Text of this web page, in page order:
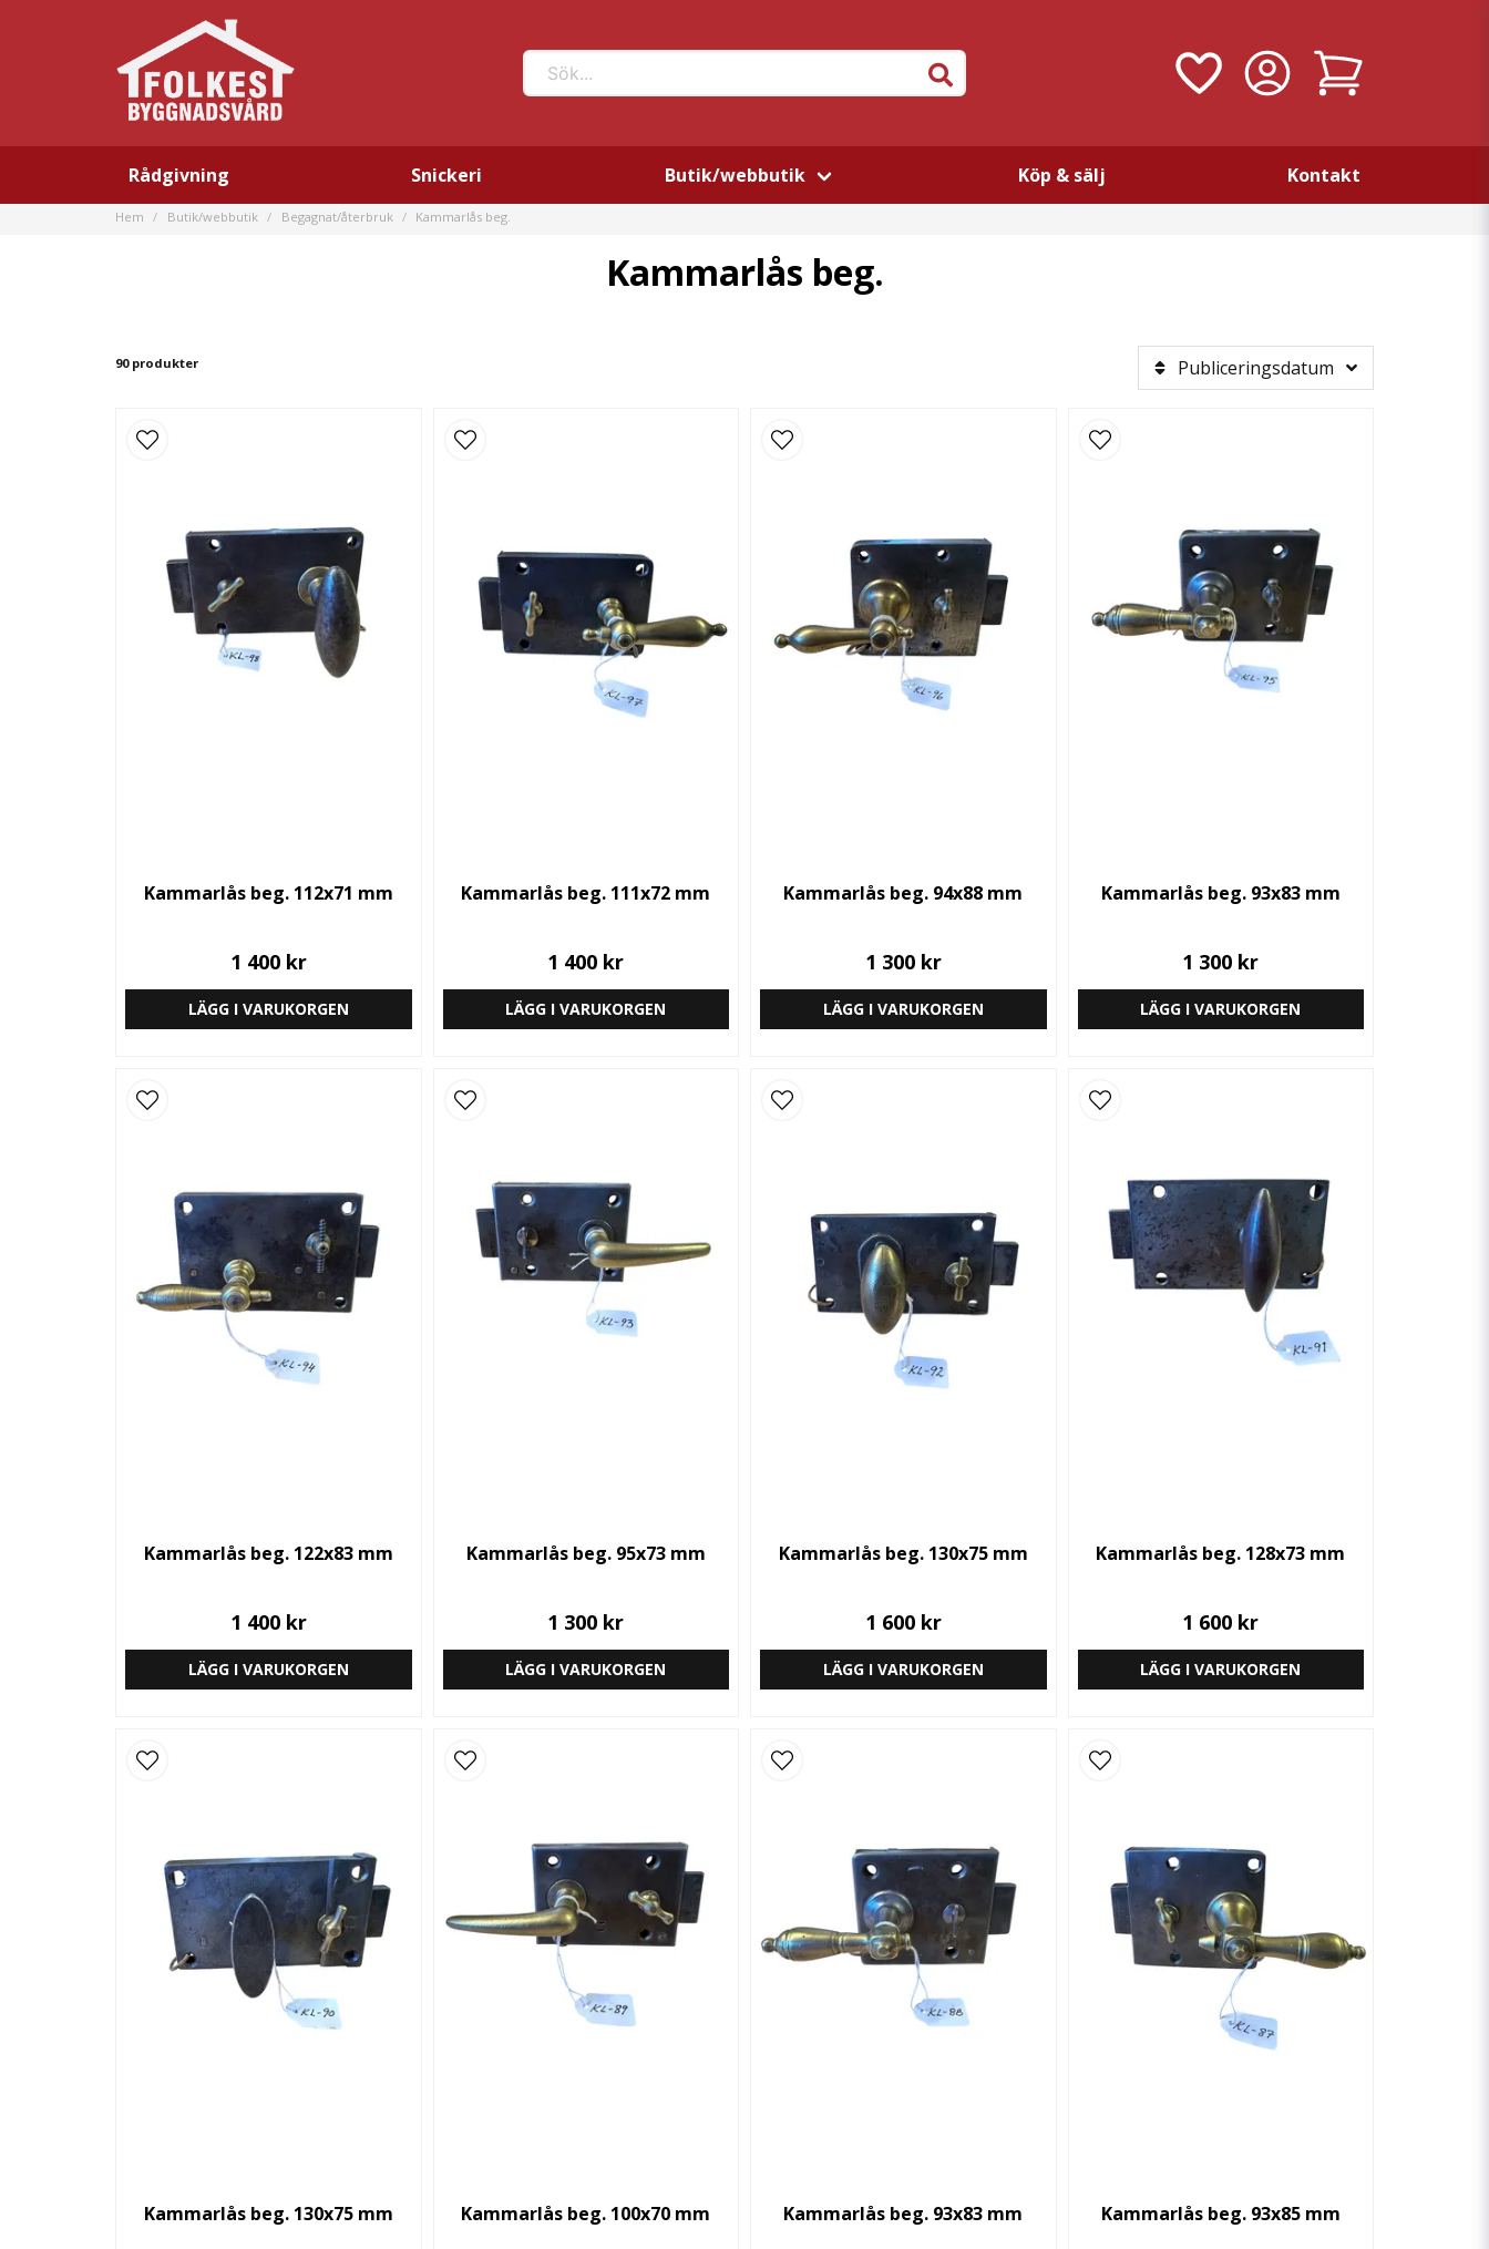
Sök...
Rådgivning Snickeri Butik/webbutik Köp & sälj Kontakt
Hem Butik/webbutik Begagnat/återbruk Kammarlås beg.
Kammarlås beg.
90 produkter Publiceringsdatum
Kammarlås beg. 112x71 mm
1 400 kr
LÄGG I VARUKORGEN
Kammarlås beg. 111x72 mm
1 400 kr
LÄGG I VARUKORGEN
Kammarlås beg. 94x88 mm
1 300 kr
LÄGG I VARUKORGEN
Kammarlås beg. 93x83 mm
1 300 kr
LÄGG I VARUKORGEN
Kammarlås beg. 122x83 mm
1 400 kr
LÄGG I VARUKORGEN
Kammarlås beg. 95x73 mm
1 300 kr
LÄGG I VARUKORGEN
Kammarlås beg. 130x75 mm
1 600 kr
LÄGG I VARUKORGEN
Kammarlås beg. 128x73 mm
1 600 kr
LÄGG I VARUKORGEN
Kammarlås beg. 130x75 mm Kammarlås beg. 100x70 mm Kammarlås beg. 93x83 mm Kammarlås beg. 93x85 mm